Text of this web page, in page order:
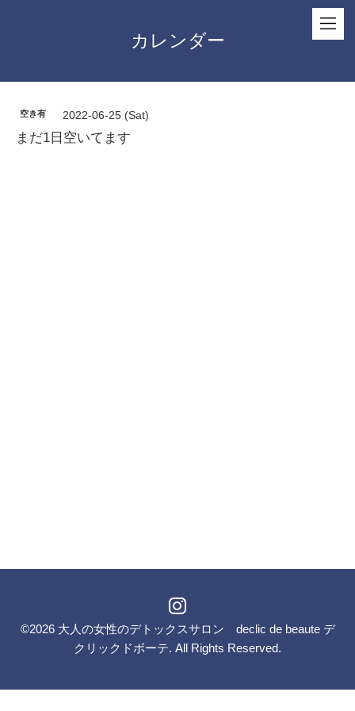
カレンダー
空き有 2022-06-25 (Sat)
まだ1日空いてます
©2026 大人の女性のデトックスサロン declic de beaute デ
クリックドボーテ. All Rights Reserved.